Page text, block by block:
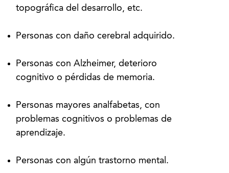
topográfica del desarrollo, etc.
Personas con daño cerebral adquirido.
Personas con Alzheimer, deterioro
cognitivo o pérdidas de memoria.
Personas mayores analfabetas, con
problemas cognitivos o problemas de
aprendizaje.
Personas con algún trastorno mental.